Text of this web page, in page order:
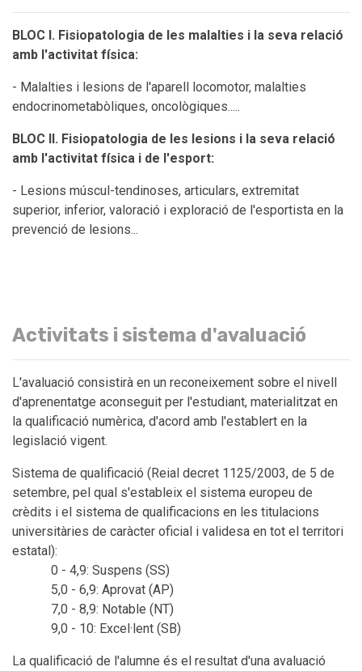
BLOC I. Fisiopatologia de les malalties i la seva relació
amb l'activitat física:
- Malalties i lesions de l'aparell locomotor, malalties
endocrinometabòliques, oncològiques.....
BLOC II. Fisiopatologia de les lesions i la seva relació
amb l'activitat física i de l'esport:
- Lesions múscul-tendinoses, articulars, extremitat
superior, inferior, valoració i exploració de l'esportista en la
prevenció de lesions...
Activitats i sistema d'avaluació
L'avaluació consistirà en un reconeixement sobre el nivell
d'aprenentatge aconseguit per l'estudiant, materialitzat en
la qualificació numèrica, d'acord amb l'establert en la
legislació vigent.
Sistema de qualificació (Reial decret 1125/2003, de 5 de
setembre, pel qual s'estableix el sistema europeu de
crèdits i el sistema de qualificacions en les titulacions
universitàries de caràcter oficial i validesa en tot el territori
estatal):
0 - 4,9: Suspens (SS)
5,0 - 6,9: Aprovat (AP)
7,0 - 8,9: Notable (NT)
9,0 - 10: Excel·lent (SB)
La qualificació de l'alumne és el resultat d'una avaluació